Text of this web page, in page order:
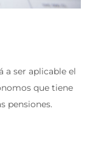
a ser aplicable el
que tiene
pensiones.